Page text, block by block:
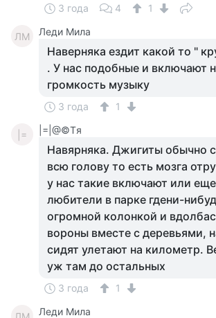
3 года 4 1
ЛМ Леди Мила
Наверняка ездит какой то "
. У нас подобные и включают
громкость музыку
3 года 1
|= |=|@©Tя
Навярняка. Джигиты обычно
всю голову то есть мозга
у нас такие включают или
любители в парке гдени-
огромной колонкой и
вороны вместе с деревьями,
сидят улетают на километр.
уж там до остальных
3 года 1
Леди Мила